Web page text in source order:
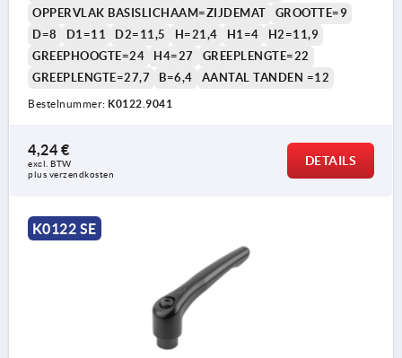
OPPERVLAK BASISLICHAAM=ZIJDEMAT
GROOTTE=9
D=8
D1=11 D2=11,5 H=21,4 H1=4
H2=11,9
GREEPHOOGTE=24
H4=27
GREEPLENGTE=22
GREEPLENGTE=27,7
B=6,4 AANTAL TANDEN =12
Bestelnummer: K0122.9041
4,24 €
excl. BTW
plus verzendkosten
DETAILS
K0122 SE